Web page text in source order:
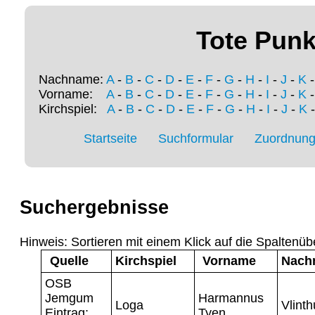
Tote
Nachname: A- B - C - D - E - F - G - H - I - J - K
Vorname: A- B - C - D - E - F - G - H - I - J - K
Kirchspiel: A- B - C - D- E- F- G - H - I - J - K
Startseite Suchformular
Suchergebnisse
Hinweis: Sortieren mit einem Klick auf die
Quelle
Kirchspiel Vorname
OSB
Jemgum
Loga
Harmannus